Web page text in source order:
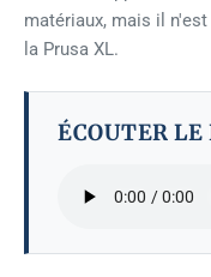
matériaux, mais il
la Prusa XL.
ÉCOUTER LE